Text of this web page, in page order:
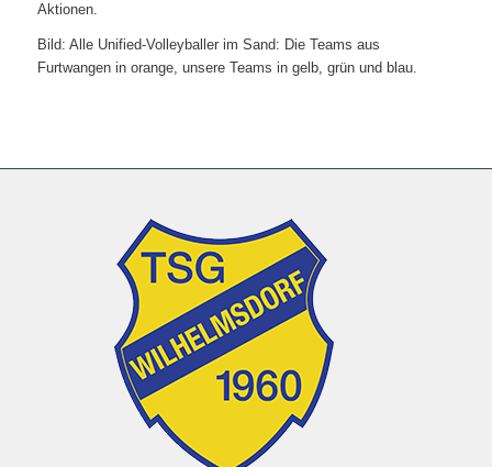
Aktionen.
Bild: Alle Unified-Volleyballer im Sand: Die Teams aus
Furtwangen in orange, unsere Teams in gelb, grün und blau.